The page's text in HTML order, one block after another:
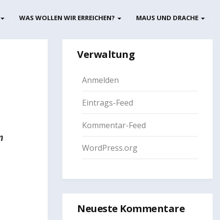
WAS WOLLEN WIR ERREICHEN? MAUS UND DRACHE
Verwaltung
Anmelden
Eintrags-Feed
Kommentar-Feed
WordPress.org
Neueste Kommentare